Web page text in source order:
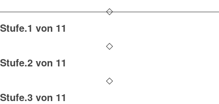
Stufe.1 von 11
Stufe.2 von 11
Stufe.3 von 11